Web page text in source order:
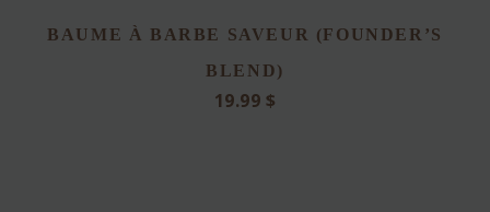
BAUME À BARBE SAVEUR (FOUNDER’S
BLEND)
19.99 $